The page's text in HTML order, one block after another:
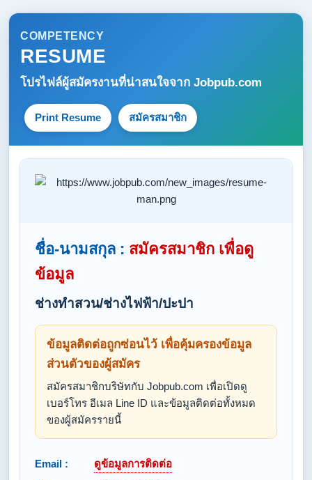
COMPETENCY
RESUME
โปรไฟล์ผู้สมัครงานที่น่าสนใจจาก Jobpub.com
Print Resume สมัครสมาชิก
ชื่อ-นามสกุล : สมัครสมาชิก เพื่อดู
ข้อมูล
ช่างทำสวน/ช่างไฟฟ้า/ปะปา
ข้อมูลติดต่อถูกซ่อนไว้ เพื่อคุ้มครองข้อมูล
ส่วนตัวของผู้สมัคร
สมัครสมาชิกบริษัทกับ Jobpub.com เพื่อเปิดดู
เบอร์โทร อีเมล Line ID และข้อมูลติดต่อทั้งหมด
ของผู้สมัครรายนี้
Email :
ดูข้อมูลการติดต่อ